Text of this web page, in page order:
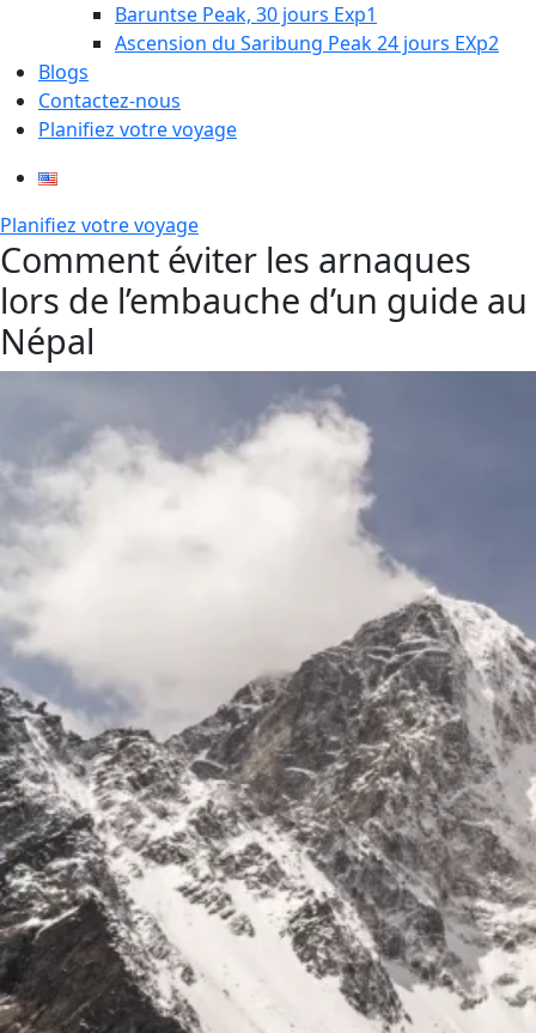
Baruntse Peak, 30 jours Exp1
Ascension du Saribung Peak 24 jours EXp2
Blogs
Contactez-nous
Planifiez votre voyage
Planifiez votre voyage
Comment éviter les arnaques
lors de l’embauche d’un guide au
Népal